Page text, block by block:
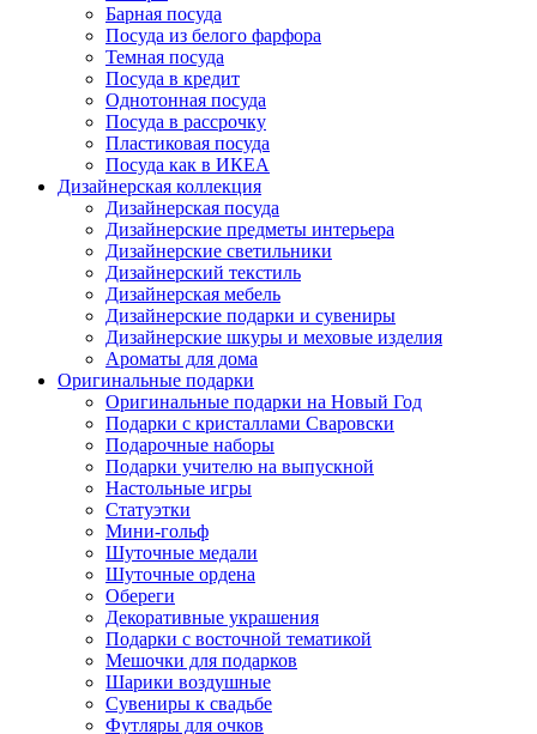
Барная посуда
Посуда из белого фарфора
Темная посуда
Посуда в кредит
Однотонная посуда
Посуда в рассрочку
Пластиковая посуда
Посуда как в ИКЕА
Дизайнерская коллекция
Дизайнерская посуда
Дизайнерские предметы интерьера
Дизайнерские светильники
Дизайнерский текстиль
Дизайнерская мебель
Дизайнерские подарки и сувениры
Дизайнерские шкуры и меховые изделия
Ароматы для дома
Оригинальные подарки
Оригинальные подарки на Новый Год
Подарки с кристаллами Сваровски
Подарочные наборы
Подарки учителю на выпускной
Настольные игры
Статуэтки
Мини-гольф
Шуточные медали
Шуточные ордена
Обереги
Декоративные украшения
Подарки с восточной тематикой
Мешочки для подарков
Шарики воздушные
Сувениры к свадьбе
Футляры для очков